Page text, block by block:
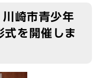
崎市青少年
式を開催しま